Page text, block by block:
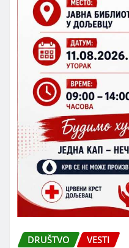
DRUŠTVO VESTI